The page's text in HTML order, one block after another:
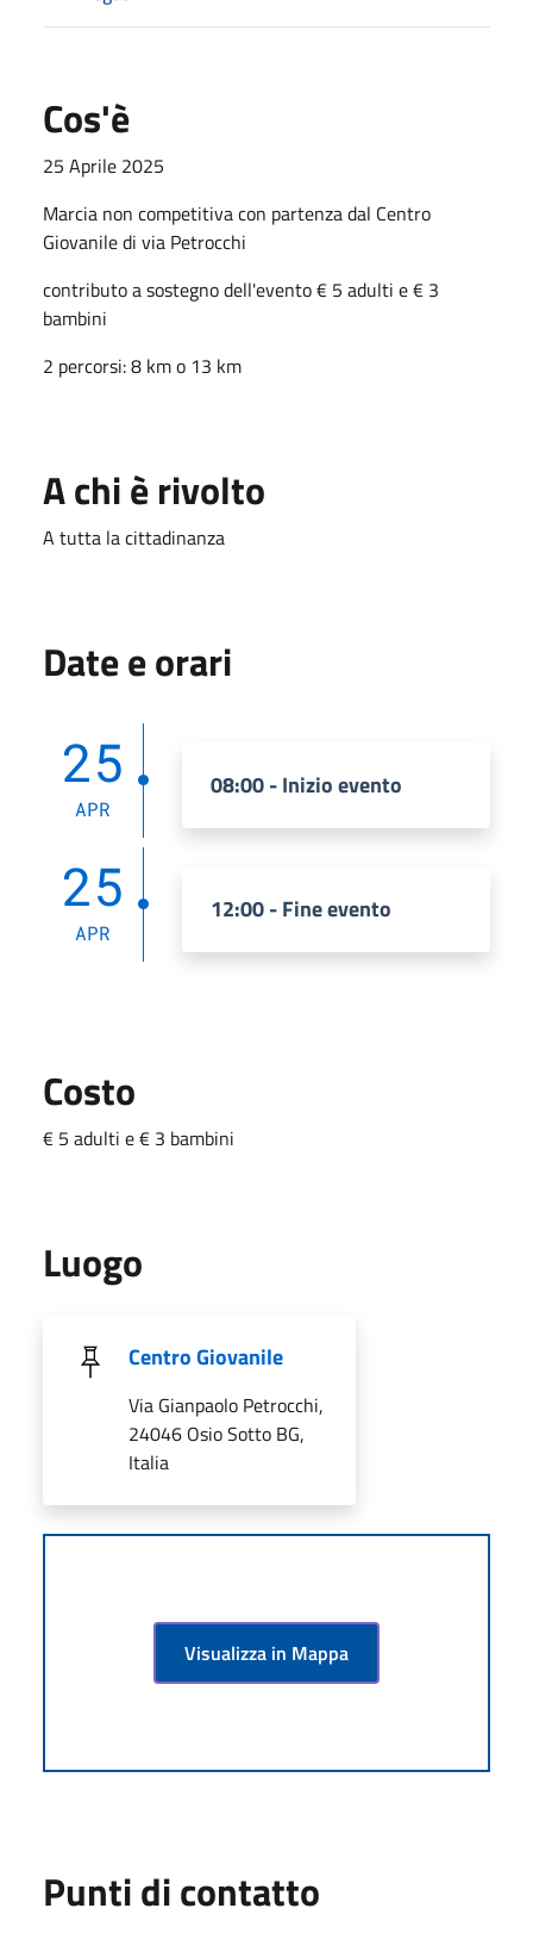
Cos'è
25 Aprile 2025
Marcia non competitiva con partenza dal Centro
Giovanile di via Petrocchi
contributo a sostegno dell'evento € 5 adulti e € 3
bambini
2 percorsi: 8 km o 13 km
A chi è rivolto
A tutta la cittadinanza
Date e orari
25
APR
08:00 - Inizio evento
25
APR
12:00 - Fine evento
Costo
€ 5 adulti e € 3 bambini
Luogo
Centro Giovanile
Via Gianpaolo Petrocchi,
24046 Osio Sotto BG,
Italia
Visualizza in Mappa
Punti di contatto